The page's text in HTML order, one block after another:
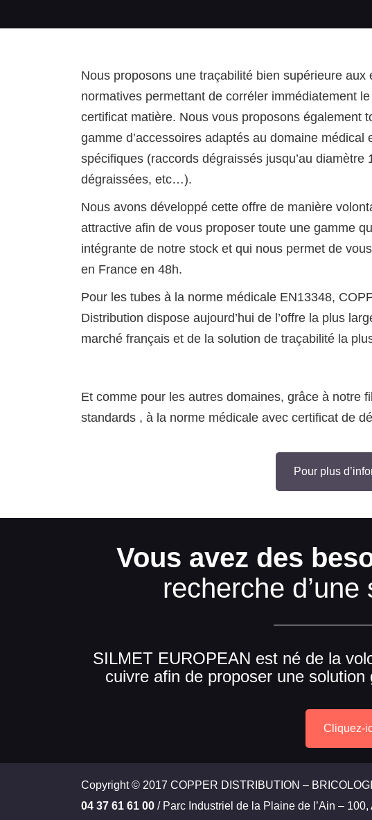
Nous proposons une traçabilité bien supérieure aux
normatives permettant de corréler immédiatement
certificat matière. Nous vous proposons également
gamme d’accessoires adaptés au domaine médical
spécifiques (raccords dégraissés jusqu’au diamètre
dégraissées, etc…).
Nous avons développé cette offre de manière
attractive afin de vous proposer toute une gamme
intégrante de notre stock et qui nous permet de
en France en 48h.
Pour les tubes à la norme médicale EN13348,
Distribution dispose aujourd’hui de l’offre la plus
marché français et de la solution de traçabilité la
Et comme pour les autres domaines, grâce à notre
standards , à la norme médicale avec certificat de
Pour plus
Vous avez des
recherche
SILMET EUROPEAN est né de la
cuivre afin de proposer une
Cliquez-
Copyright © 2017 COPPER DISTRIBUTION –
04 37 61 61 00 / Parc Industriel de la Plaine de l’Ain –